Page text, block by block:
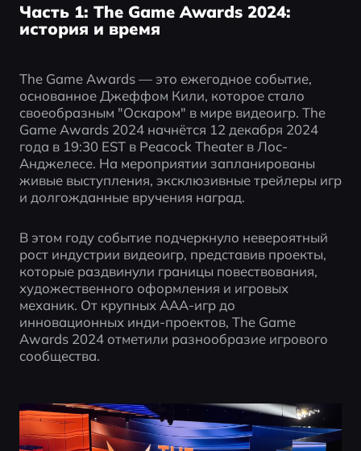
Часть 1: The Game Awards 2024:
история и время
The Game Awards — это ежегодное событие,
основанное Джеффом Кили, которое стало
своеобразным "Оскаром" в мире видеоигр. The
Game Awards 2024 начнётся 12 декабря 2024
года в 19:30 EST в Peacock Theater в Лос-
Анджелесе. На мероприятии запланированы
живые выступления, эксклюзивные трейлеры игр
и долгожданные вручения наград.
В этом году событие подчеркнуло невероятный
рост индустрии видеоигр, представив проекты,
которые раздвинули границы повествования,
художественного оформления и игровых
механик. От крупных AAA-игр до
инновационных инди-проектов, The Game
Awards 2024 отметили разнообразие игрового
сообщества.